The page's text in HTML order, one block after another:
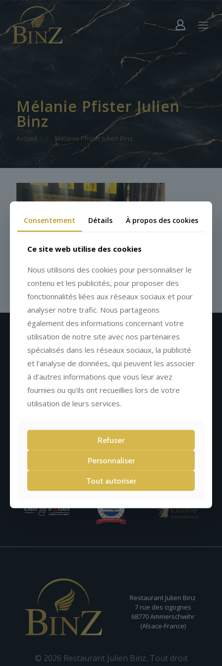
Mélanie Pfister Julien
Binz
Accueil Mélanie Pfister Julien Binz
Newsletter
Restaurant Julien Binz
7 rue des cigognes
68770 Ammerschwihr
(Alsace-France)
© 2026 Restaurant Julien Binz. Tout droit
Consentement Détails À propos des cookies
Ce site web utilise des cookies
Nous utilisons des cookies pour personnaliser le
contenu et les publicités, pour proposer des
fonctionnalités liées aux réseaux sociaux et pour
analyser notre trafic. Nous partageons
également des informations concernant votre
utilisation de notre site avec nos partenaires
spécialisés dans les réseaux sociaux, la publicité
et l'analyse de données, qui peuvent les associer
à d'autres informations que vous leur avez
fournies ou qu'ils ont recueillies lors de votre
utilisation de leurs services.
Refuser
Personnaliser
Tout autoriser